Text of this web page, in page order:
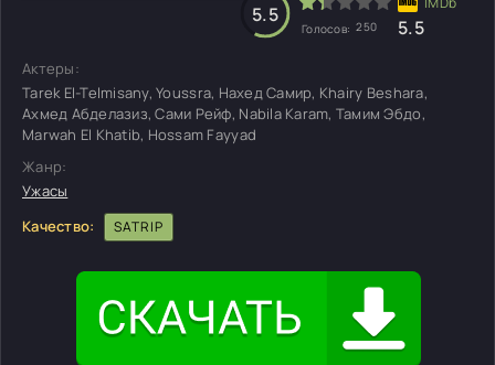
5.5
Голосов: 250 5.5
Актеры:
Tarek El-Telmisany, Youssra, Нахед Самир, Khairy Beshara,
Ахмед Абделазиз, Сами Рейф, Nabila Karam, Тамим Эбдо,
Marwah El Khatib, Hossam Fayyad
Жанр:
Ужасы
Качество:
SATRIP